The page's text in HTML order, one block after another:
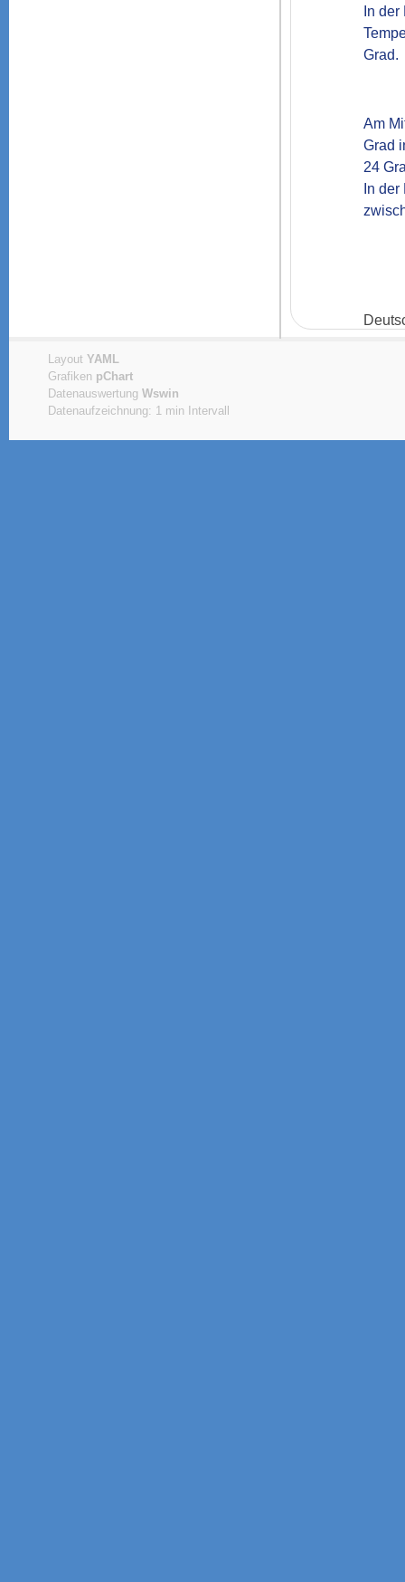
In
Am
Grad
24
In
LayoutYAML
Grafiken pChart
DatenauswertungWswin
Datenaufzeichnung: 1 min Intervall